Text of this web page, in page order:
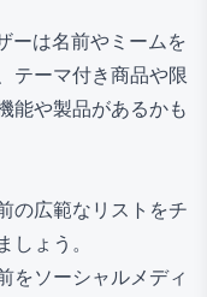
ーは名前やミームを
テーマ付き商品や限
能や製品があるかも
の広範なリストをチ
ょう。
をソーシャルメディ